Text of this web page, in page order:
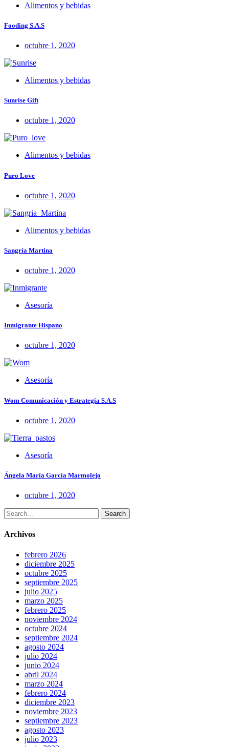
Alimentos y bebidas
Fooding S.A.S
octubre 1, 2020
Alimentos y bebidas
Sunrise Gift
octubre 1, 2020
Alimentos y bebidas
Puro Love
octubre 1, 2020
Alimentos y bebidas
Sangría Martina
octubre 1, 2020
Asesoría
Inmigrante Hispano
octubre 1, 2020
Asesoría
Wom Comunicación y Estrategia S.A.S
octubre 1, 2020
Asesoría
Ángela María García Marmolejo
octubre 1, 2020
Search
Archivos
febrero 2026
diciembre 2025
octubre 2025
septiembre 2025
julio 2025
marzo 2025
febrero 2025
noviembre 2024
octubre 2024
septiembre 2024
agosto 2024
julio 2024
junio 2024
abril 2024
marzo 2024
febrero 2024
diciembre 2023
noviembre 2023
septiembre 2023
agosto 2023
julio 2023